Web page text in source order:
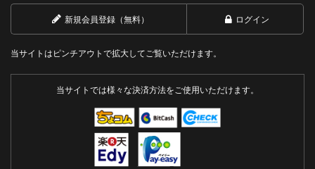
新規会員登録（無料） ログイン
当サイトはピンチアウトで拡大してご覧いただけます。
当サイトでは様々な決済方法をご使用いただけます。